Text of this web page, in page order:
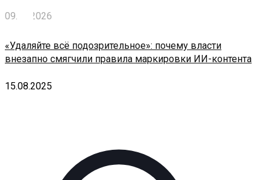
09.05.2026
«Удаляйте всё подозрительное»: почему власти
внезапно смягчили правила маркировки ИИ-контента
15.08.2025